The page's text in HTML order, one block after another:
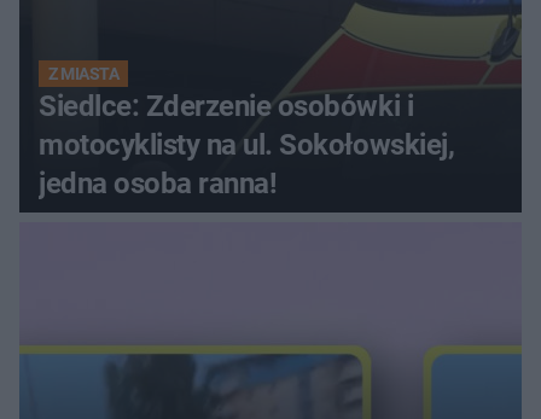
Z MIASTA
Siedlce: Zderzenie osobówki i
motocyklisty na ul. Sokołowskiej,
jedna osoba ranna!